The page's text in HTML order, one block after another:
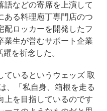
語などの寄席を上演して
ある料理庖丁専門店のつ
配ロッカーを開発したフ
業生が営むサポート企業
を祈念した。
いるというウェッズ 取
、「私自身、箱根を走る
上を目指しているのです